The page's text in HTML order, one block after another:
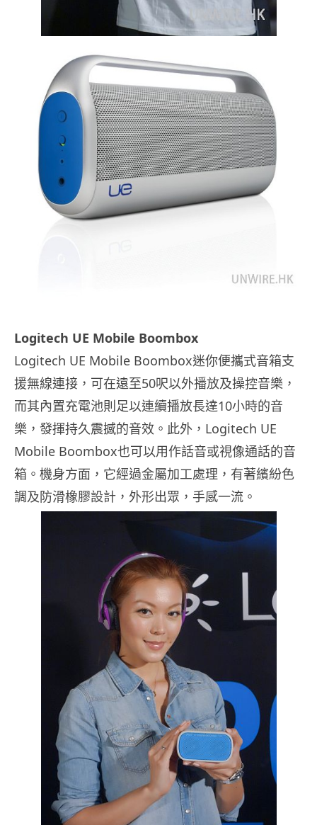
Logitech UE Mobile Boombox
Logitech UE Mobile Boombox迷你便攜式音箱支
援無線連接，可在遠至50呎以外播放及操控音樂，
而其內置充電池則足以連續播放長達10小時的音
樂，發揮持久震撼的音效。此外，Logitech UE
Mobile Boombox也可以用作話音或視像通話的音
箱。機身方面，它經過金屬加工處理，有著繽紛色
調及防滑橡膠設計，外形出眾，手感一流。